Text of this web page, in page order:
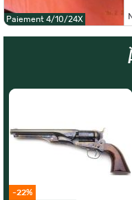
Paiement 4/10/24X
-22%